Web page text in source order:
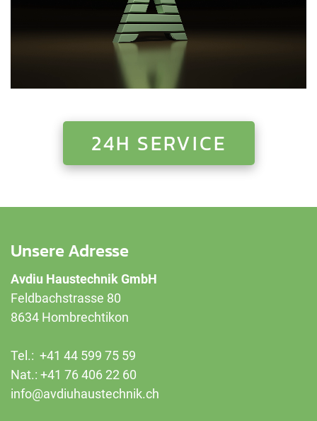
24H SERVICE
Unsere Adresse
Avdiu Haustechnik GmbH
Feldbachstrasse 80
8634 Hombrechtikon
Tel.: +41 44 599 75 59
Nat.: +41 76 406 22 60
info@avdiuhaustechnik.ch